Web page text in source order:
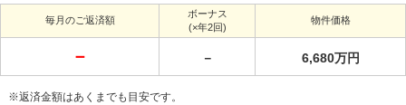
毎月のご返済額
ボーナス
(×年2回)
物件価格
－ － 6,680万円
※返済金額はあくまでも目安です。